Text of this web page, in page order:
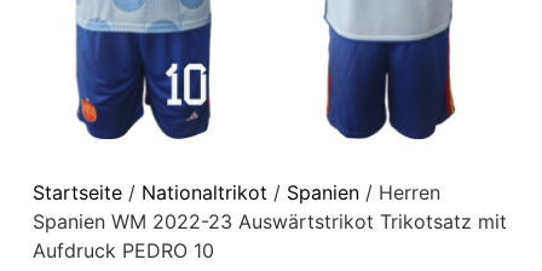
Startseite/ Nationaltrikot / Spanien/ Herren
Spanien WM 2022-23 Auswärtstrikot Trikotsatz mit
Aufdruck PEDRO 10